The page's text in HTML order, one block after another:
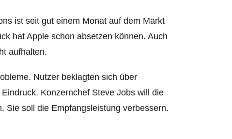
ist seit gut einem Monat auf dem Markt
hat Apple schon absetzen können. Auch
aufhalten.
Nutzer beklagten sich über
Konzernchef Steve Jobs will die
Sie soll die Empfangsleistung verbessern.